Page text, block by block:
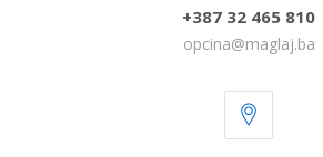
+387 32 465 810
opcina@maglaj.ba